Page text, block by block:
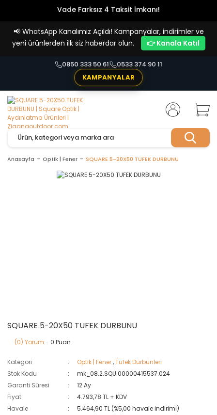
Vade Farksız 4 Taksit İmkanı!
📢 WhatsApp Kanalımız Açıldı! Kampanyalar, indirimler ve
yeni ürünlerden ilk siz haberdar olun.
👉 Kanala Katıl
0850 333 50 61
0533 374 90 11
KAMPANYALAR
Anasayfa Optik | Fener SQUARE 5-20X50 TUFEK DURBUNU
SQUARE 5-20X50 TUFEK DURBUNU
(0) Yorum - 0 Puan
Kategori Optik | Fener,Tüfek Dürbünleri
Stok Kodu
mk_08.2.SQU.00000415537.024
Garanti Süresi
12 Ay
Fiyat
4.793,78 TL + KDV
Havale
5.464,90 TL (%5,00 havale indirimi)